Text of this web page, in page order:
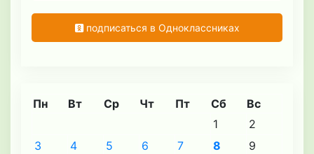
подписаться в Одноклассниках
Пн Вт Ср Чт Пт Сб Вс
1
2
3
4 5 6 7 8
9